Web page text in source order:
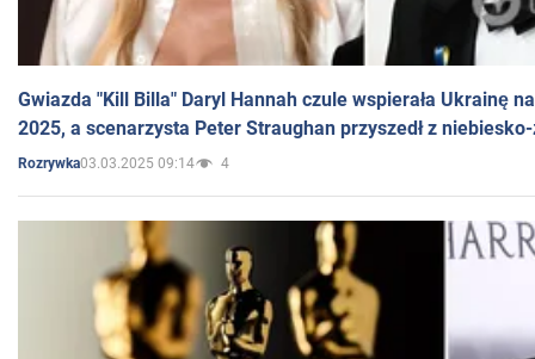
Gwiazda "Kill Billa" Daryl Hannah czule wspierała Ukrainę
2025, a scenarzysta Peter Straughan przyszedł z
Rozrywka03.03.2025 09:14 4